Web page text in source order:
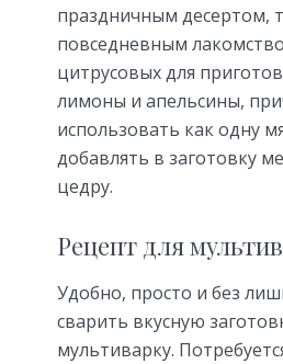
праздничным десертом,
повседневным
цитрусовых для
лимоны и апельсины,
использовать как одну
добавлять в заготовку
цедру.
Рецепт для
Удобно, просто и без
сварить вкусную
мультиварку.